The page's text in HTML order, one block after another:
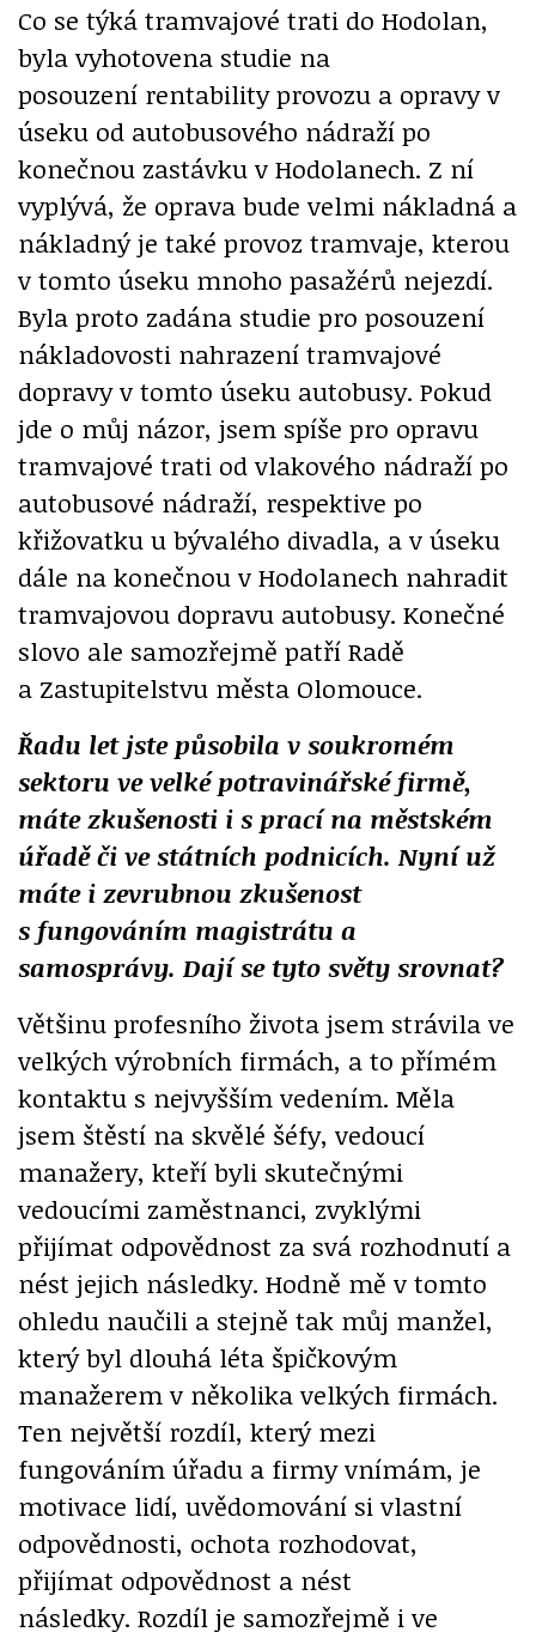
Co se týká tramvajové trati do Hodolan,
byla vyhotovena studie na
posouzení rentability provozu a opravy v
úseku od autobusového nádraží po
konečnou zastávku v Hodolanech. Z ní
vyplývá, že oprava bude velmi nákladná a
nákladný je také provoz tramvaje, kterou
v tomto úseku mnoho pasažérů nejezdí.
Byla proto zadána studie pro posouzení
nákladovosti nahrazení tramvajové
dopravy v tomto úseku autobusy. Pokud
jde o můj názor, jsem spíše pro opravu
tramvajové trati od vlakového nádraží po
autobusové nádraží, respektive po
křižovatku u bývalého divadla, a v úseku
dále na konečnou v Hodolanech nahradit
tramvajovou dopravu autobusy. Konečné
slovo ale samozřejmě patří Radě
a Zastupitelstvu města Olomouce.
Řadu let jste působila v soukromém
sektoru ve velké potravinářské firmě,
máte zkušenosti i s prací na městském
úřadě či ve státních podnicích. Nyní už
máte i zevrubnou zkušenost
s fungováním magistrátu a
samosprávy. Dají se tyto světy srovnat?
Většinu profesního života jsem strávila ve
velkých výrobních firmách, a to přímém
kontaktu s nejvyšším vedením. Měla
jsem štěstí na skvělé šéfy, vedoucí
manažery, kteří byli skutečnými
vedoucími zaměstnanci, zvyklými
přijímat odpovědnost za svá rozhodnutí a
nést jejich následky. Hodně mě v tomto
ohledu naučili a stejně tak můj manžel,
který byl dlouhá léta špičkovým
manažerem v několika velkých firmách.
Ten největší rozdíl, který mezi
fungováním úřadu a firmy vnímám, je
motivace lidí, uvědomování si vlastní
odpovědnosti, ochota rozhodovat,
přijímat odpovědnost a nést
následky. Rozdíl je samozřejmě i ve